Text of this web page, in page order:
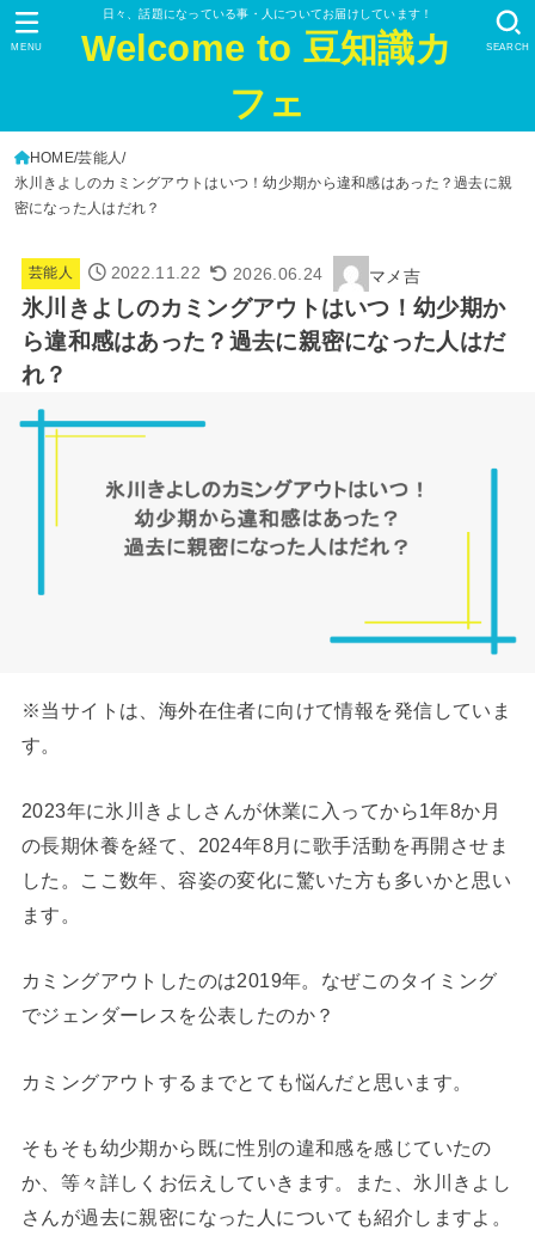
日々、話題になっている事・人についてお届けしています！
Welcome to 豆知識カ
フェ
SEARCH
MENU
HOME 芸能人
氷川きよしのカミングアウトはいつ！幼少期から違和感はあった？過去に親
密になった人はだれ？
芸能人 2022.11.22 2026.06.24 マメ吉
氷川きよしのカミングアウトはいつ！幼少期か
ら違和感はあった？過去に親密になった人はだ
れ？
※当サイトは、海外在住者に向けて情報を発信していま
す。
2023年に氷川きよしさんが休業に入ってから1年8か月
の長期休養を経て、2024年8月に歌手活動を再開させま
した。ここ数年、容姿の変化に驚いた方も多いかと思い
ます。
カミングアウトしたのは2019年。なぜこのタイミング
でジェンダーレスを公表したのか？
カミングアウトするまでとても悩んだと思います。
そもそも幼少期から既に性別の違和感を感じていたの
か、等々詳しくお伝えしていきます。また、氷川きよし
さんが過去に親密になった人についても紹介しますよ。